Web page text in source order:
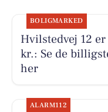
BOLIGMARKED
Hvilstedvej 12
kr.: Se de
her
ALARM112